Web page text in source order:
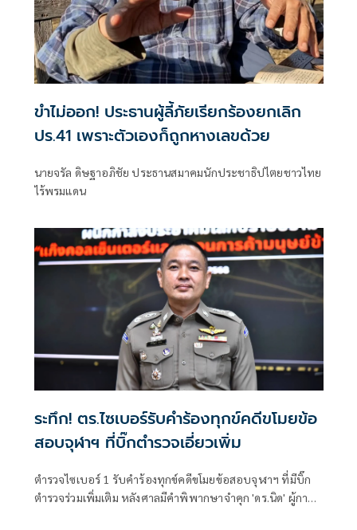
ขำไม่ออก! ประธานผู้ลี้ภัยเรียกร้องยกเลิก
ปร.41 เพราะตัวเองก็ถูกหางเลขด้วย
นายจรัล ดิษฐาอภิชัย ประธานสมาคมนักประชาธิปไตยชาวไทย
ไร้พรมแดน
ระทึก! ตร.ไซเบอร์รับคำร้องทุกข์คดีขโมยข้อ
สอบจุฬาฯ ที่บิ๊กตำรวจเอี่ยวเพิ่ม
ตำรวจไซเบอร์ 1 รับคำร้องทุกข์คดีขโมยข้อสอบจุฬาฯ ที่มีบิ๊ก
ตำรวจร่วมเพิ่มเติม หลังศาลมีคำพิพากษาจำคุก 'ดร.นิด' ผู้การ